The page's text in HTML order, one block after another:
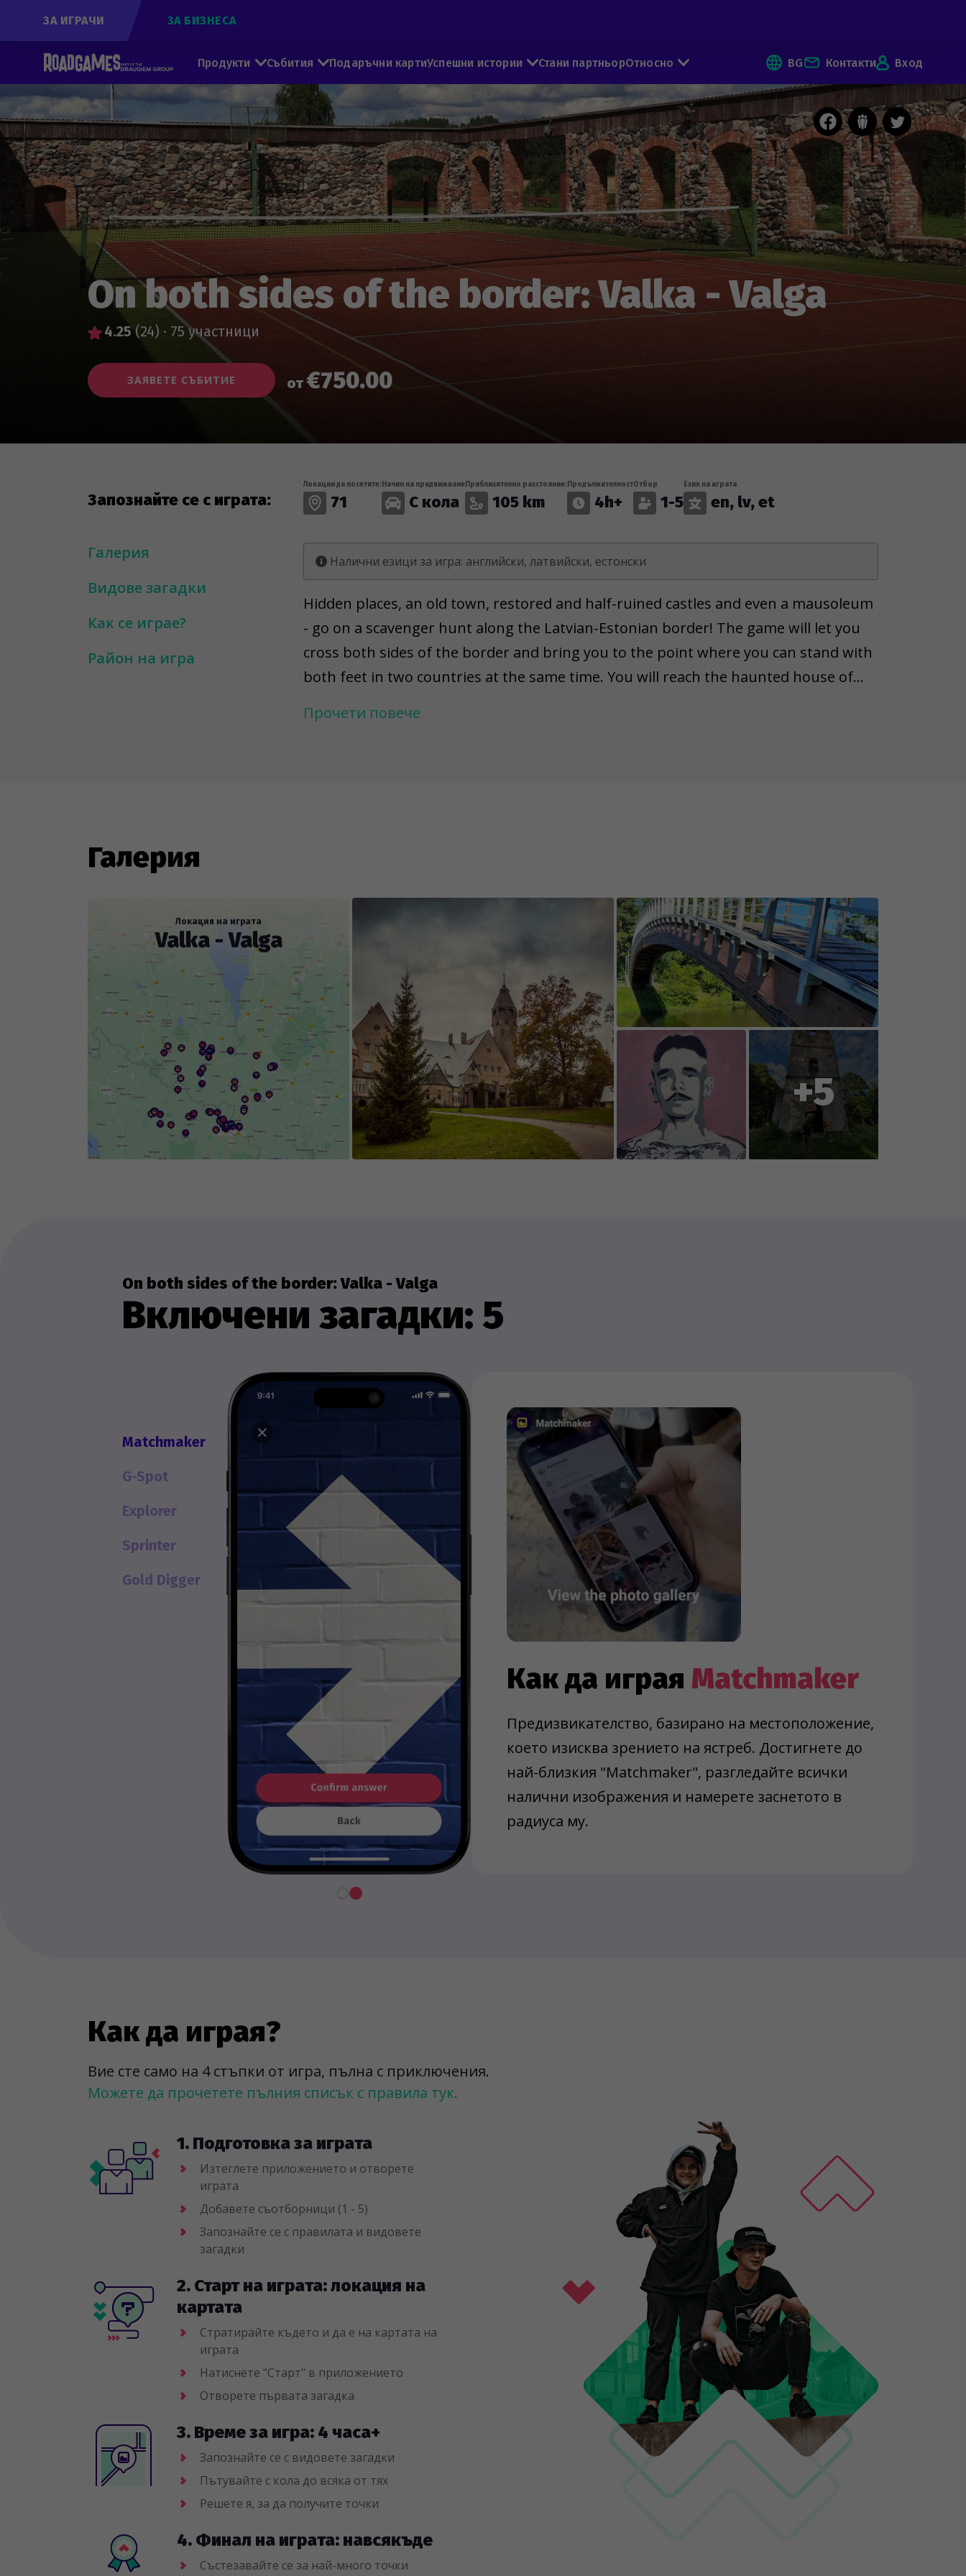
ЗА ИГРАЧИ ЗА БИЗНЕСА
Продукти Събития Подаръчни картиУспешни истории Стани партньорОтносно BG Контакти Вход
On both sides of the border: Valka - Valga
4.25 (24) · 75 участници
ЗАЯВЕТЕ СЪБИТИЕ от€750.00
Запознайте се с играта:
Галерия
Видове загадки
Как се играе?
Район на игра
Локации да посетите:
71
Начин на придвижване
С кола
Приблизително разстояние:
105 km
Продължителност
4h+
Отбор
1-5
Език на играта
en, lv, et
Налични езици за игра: английски, латвийски, естонски
Hidden places, an old town, restored and half-ruined castles and even a mausoleum
- go on a scavenger hunt along the Latvian-Estonian border! The game will let you
cross both sides of the border and bring you to the point where you can stand with
both feet in two countries at the same time. You will reach the haunted house of
animated series Family Guy and the eternal wanderer and dreamer Nipernaadi. You
are permanently fixed, while others have an unknown lifespan. Therefore, we'd like
to warn you that there might be situations where an object from the task is lost,
replaced, demolished, repainted, or damaged. Please remember that not all game
objects are easily accessible and visible in certain weather conditions (rain, snow,
fog).
The game's content is edited and updated in collaboration with you, the players, so
we appreciate everyone who contributes new content or reports changes to
existing content.
Прочети повече
Галерия
Локация на играта
Valka - Valga
+5
On both sides of the border: Valka - Valga
Включени загадки: 5
Matchmaker
G-Spot
Explorer
Sprinter
Gold Digger
Как да играя Matchmaker
Предизвикателство, базирано на местоположение,
което изисква зрението на ястреб. Достигнете до
най-близкия "Matchmaker", разгледайте всички
налични изображения и намерете заснетото в
радиуса му.
Как да играя?
Вие сте само на 4 стъпки от игра, пълна с приключения.
Можете да прочетете пълния списък с правила тук.
1. Подготовка за играта
Изтеглете приложението и отворете
играта
Добавете съотборници (1 - 5)
Запознайте се с правилата и видовете
загадки
2. Старт на играта: локация на
картата
Стратирайте където и да е на картата на
играта
Натиснете "Старт" в приложението
Отворете първата загадка
3. Време за игра: 4 часа+
Запознайте се с видовете загадки
Пътувайте с кола до всяка от тях
Решете я, за да получите точки
4. Финал на играта: навсякъде
Състезавайте се за най-много точки